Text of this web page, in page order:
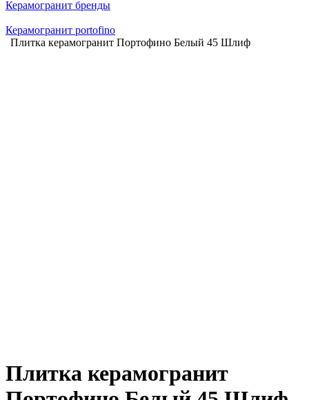
Керамогранит бренды
Керамогранит portofino
Плитка керамогранит Портофино Белый 45 Шлиф
Плитка керамогранит